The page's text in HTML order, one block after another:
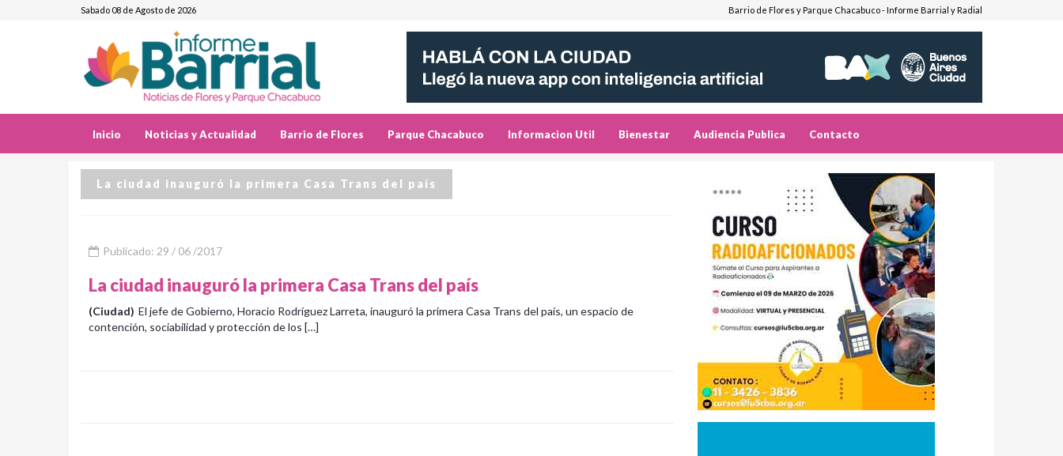
Sabado 08 de Agosto de 2026 Barrio de Flores y Parque Chacabuco - Informe Barrial y Radial
Inicio Noticias y Actualidad Barrio de Flores Parque Chacabuco Informacion Util Bienestar Audiencia Publica Contacto
La ciudad inauguró la primera Casa Trans del país
Publicado: 29 / 06 /2017
La ciudad inauguró la primera Casa Trans del país
(Ciudad) El jefe de Gobierno, Horacio Rodríguez Larreta, inauguró la primera Casa Trans del país, un espacio de
contención, sociabilidad y protección de los […]